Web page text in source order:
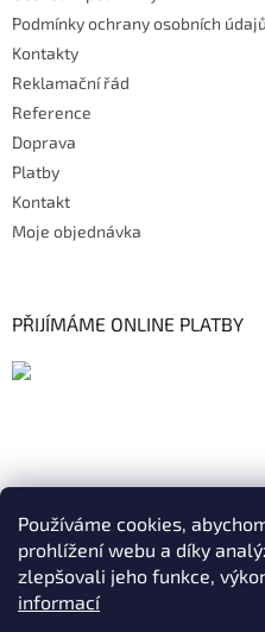
Používáme cookies,
prohlížení webu a díky
zlepšovali jeho funkce,
informací
Podmínky ochrany osobních údajů
Kontakty
Reklamační řád
Reference
Doprava
Platby
Kontakt
Moje objednávka
PŘIJÍMÁME ONLINE PLATBY